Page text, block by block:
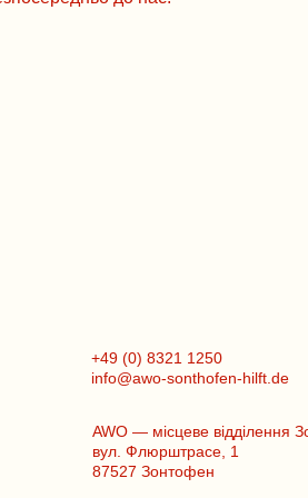
+49 (0) 8321 1250
info@awo-sonthofen-hilft.de
AWO — місцеве відділення
вул. Флюрштрасе, 1
87527 Зонтофен